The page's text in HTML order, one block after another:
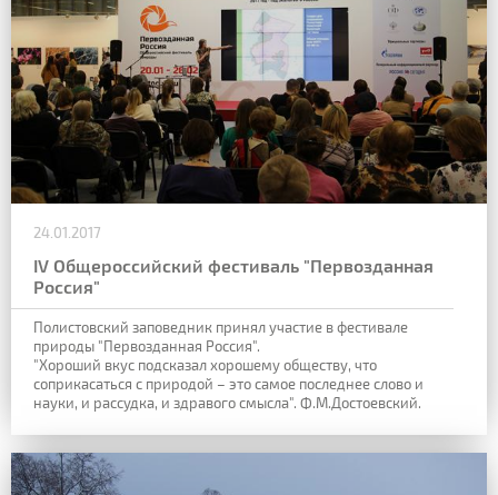
24.01.2017
IV Общероссийский фестиваль "Первозданная
Россия"
Полистовский заповедник принял участие в фестивале
природы "Первозданная Россия".
"Хороший вкус подсказал хорошему обществу, что
соприкасаться с природой – это самое последнее слово и
науки, и рассудка, и здравого смысла". Ф.М.Достоевский.